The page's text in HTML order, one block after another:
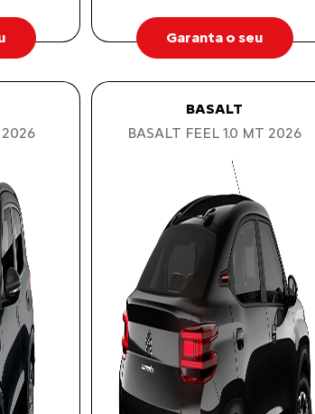
Garanta o seu
2026
BASALT
BASALT FEEL 1.0 MT 2026